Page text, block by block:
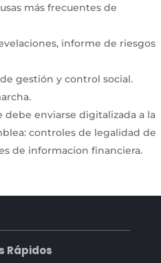
más frecuentes de
informe de riesgos
gestión y control social.
enviarse digitalizada a la
controles de legalidad de
de informacion financiera.
Rápidos